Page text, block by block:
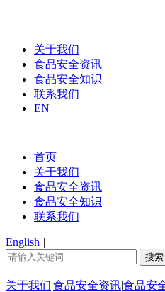
关于我们
食品安全资讯
食品安全知识
联系我们
EN
首页
关于我们
食品安全资讯
食品安全知识
联系我们
English |
关于我们|食品安全资讯|食品安